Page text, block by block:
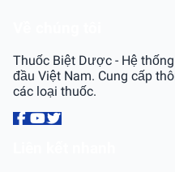
Thuốc Biệt Dược - Hệ
đầu Việt Nam. Cung cấp
các loại thuốc.